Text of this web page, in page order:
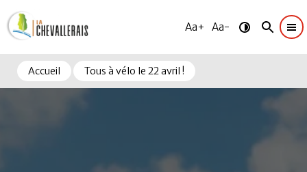
Aa+ Aa-
Accueil Tous à vélo le 22 avril !